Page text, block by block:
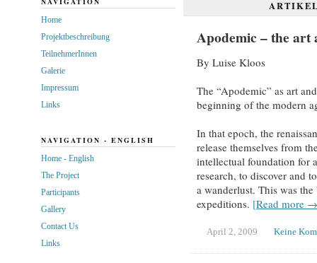
Apodemic – the art
By Luise Kloos
The “Apodemic” as art
beginning of the modern
In that epoch, the
release themselves from
intellectual foundation for
research, to discover and
a wanderlust. This was
expeditions. [Read more
April 2, 2009 Keine
Home
Projektbeschreibung
TeilnehmerInnen
Galerie
Impressum
Links
NAVIGATION - ENGLISH
Home - English
The Project
Participants
Gallery
Contact Us
Links